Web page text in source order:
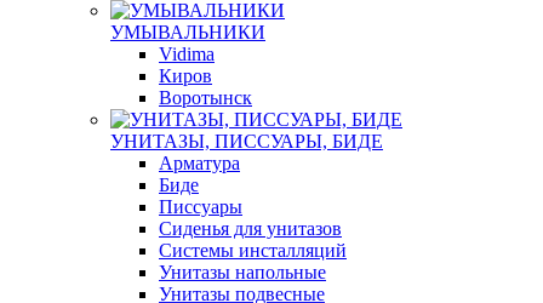
УМЫВАЛЬНИКИ
Vidima
Киров
Воротынск
УНИТАЗЫ, ПИССУАРЫ, БИДЕ
Арматура
Биде
Писсуары
Сиденья для унитазов
Системы инсталляций
Унитазы напольные
Унитазы подвесные